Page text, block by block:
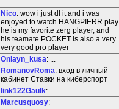
Nico: wow i just dl it and i was
enjoyed to watch HANGPIERR play
he is my favorite zerg player, and
his teamate POCKET is also a very
very good pro player
Onlayn_kusa: ...
RomanovRoma: вход в личный
кабинет Ставки на киберспорт
link122Gaulk: ...
Marcusquosy: